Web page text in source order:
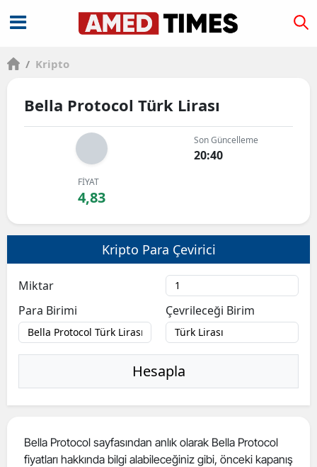
/ Kripto
Bella Protocol Türk Lirası
Son Güncelleme
20:40
FİYAT
4,83
Kripto Para Çevirici
Miktar
Para Birimi
Çevrileceği Birim
Hesapla
Bella Protocol sayfasından anlık olarak Bella Protocol
fiyatları hakkında bilgi alabileceğiniz gibi, önceki kapanış